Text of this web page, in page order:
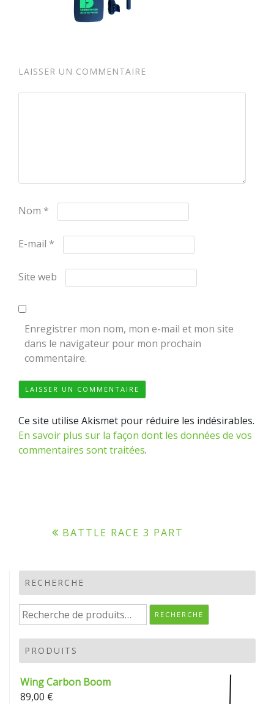
LAISSER UN COMMENTAIRE
Nom *
E-mail *
Site web
Enregistrer mon nom, mon e-mail et mon site
dans le navigateur pour mon prochain
commentaire.
Ce site utilise Akismet pour réduire les indésirables.
En savoir plus sur la façon dont les données de vos
commentaires sont traitées.
Navigation
l’article
BATTLE RACE 3 PART
RECHERCHE
Recherche
pour :
RECHERCHE
PRODUITS
Wing Carbon Boom
89,00 €